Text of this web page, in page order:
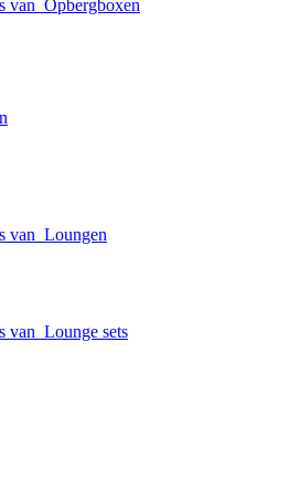
van Opbergboxen
van Loungen
van Lounge sets